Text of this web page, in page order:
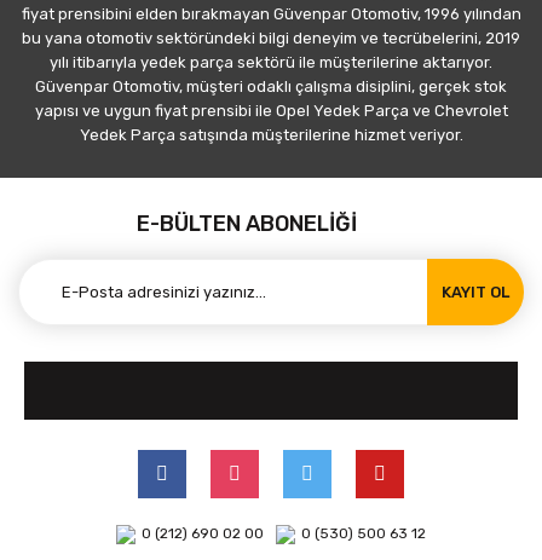
fiyat prensibini elden bırakmayan Güvenpar Otomotiv, 1996 yılından
bu yana otomotiv sektöründeki bilgi deneyim ve tecrübelerini, 2019
yılı itibarıyla yedek parça sektörü ile müşterilerine aktarıyor.
Güvenpar Otomotiv, müşteri odaklı çalışma disiplini, gerçek stok
yapısı ve uygun fiyat prensibi ile Opel Yedek Parça ve Chevrolet
Yedek Parça satışında müşterilerine hizmet veriyor.
E-BÜLTEN ABONELİĞİ
KAYIT OL
0 (212) 690 02 00 0 (530) 500 63 12